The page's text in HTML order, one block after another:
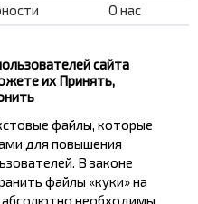
акции, скидки и
INFOBUS.
и
О нас
сайта
их Принять,
файлы, которые
для повышения
В законе
файлы «куки» на
абсолютно необходимы